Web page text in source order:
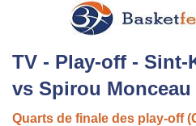
TV - Play-off - Sint-
vs Spirou Monceau
Quarts de finale des play-off